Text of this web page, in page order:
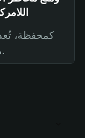
كمحفظة،
مهمتنا الأساسية.